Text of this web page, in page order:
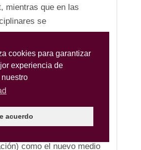
cookies para garantizar
experiencia de
acuerdo
mientras que en las
se
modularmente el
la ciudad como
de vigilancia y
los individuos, las
han desarrollado
de gestión del riesgo.
y cartografía
como el nuevo medio